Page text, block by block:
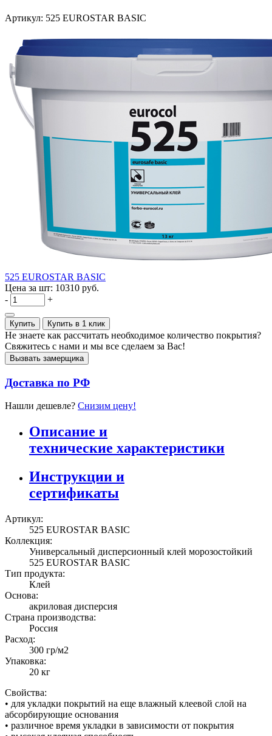
Артикул: 525 EUROSTAR BASIC
525 EUROSTAR BASIC
Цена за шт: 10310 руб.
-
+
Купить Купить в 1 клик
Не знаете как рассчитать необходимое количество покрытия?
Свяжитесь с нами и мы все сделаем за Вас!
Вызвать замерщика
Доставка по РФ
Нашли дешевле? Снизим цену!
Описание и
технические характеристики
Инструкции и
сертификаты
Артикул:
525 EUROSTAR BASIC
Коллекция:
Универсальный дисперсионный клей морозостойкий
525 EUROSTAR BASIC
Тип продукта:
Клей
Основа:
акриловая дисперсия
Страна производства:
Россия
Расход:
300 гр/м2
Упаковка:
20 кг
Свойства:
• для укладки покрытий на еще влажный клеевой слой на
абсорбирующие основания
• различное время укладки в зависимости от покрытия